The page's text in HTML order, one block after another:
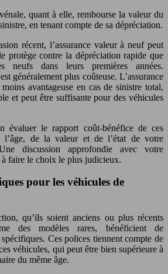
quant à elle, rembourse la valeur du
en tenant compte de sa dépréciation.
récent, l’assurance valeur à neuf peut
protège contre la dépréciation rapide que
neufs dans leurs premières années.
généralement plus coûteuse. L’assurance
avantageuse en cas de sinistre total,
et peut être suffisante pour des véhicules
évaluer le rapport coût-bénéfice de ces
de la valeur et de l’état de votre
discussion approfondie avec votre
à faire le choix le plus judicieux.
pour les véhicules de
qu’ils soient anciens ou plus récents
des modèles rares, bénéficient de
spécifiques. Ces polices tiennent compte de
véhicules, qui peut être bien supérieure à
du même âge.